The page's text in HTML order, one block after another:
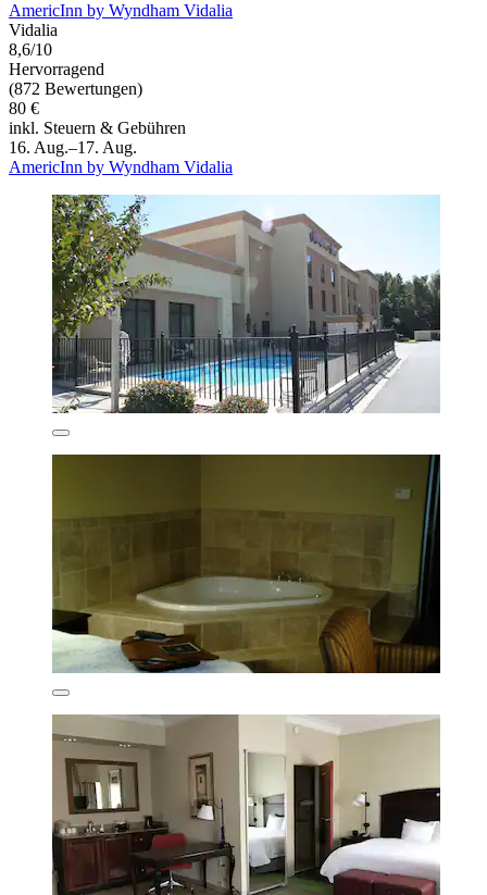
AmericInn by Wyndham Vidalia
Vidalia
8,6/10
Hervorragend
(872 Bewertungen)
80 €
inkl. Steuern & Gebühren
16. Aug.–17. Aug.
AmericInn by Wyndham Vidalia